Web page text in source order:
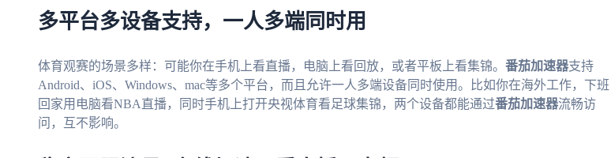
多平台多设备支持，一人多端同时用
体育观赛的场景多样：可能你在手机上看直播，电脑上看回放，或者平板上看集锦。 番茄加速器支持
Android、iOS、Windows、mac等多个平台，而且允许一人多端设备同时使用。比如你在海外工作，下班
回家用电脑看NBA直播，同时手机上打开央视体育看足球集锦，两个设备都能通过番茄加速器流畅访
问，互不影响。